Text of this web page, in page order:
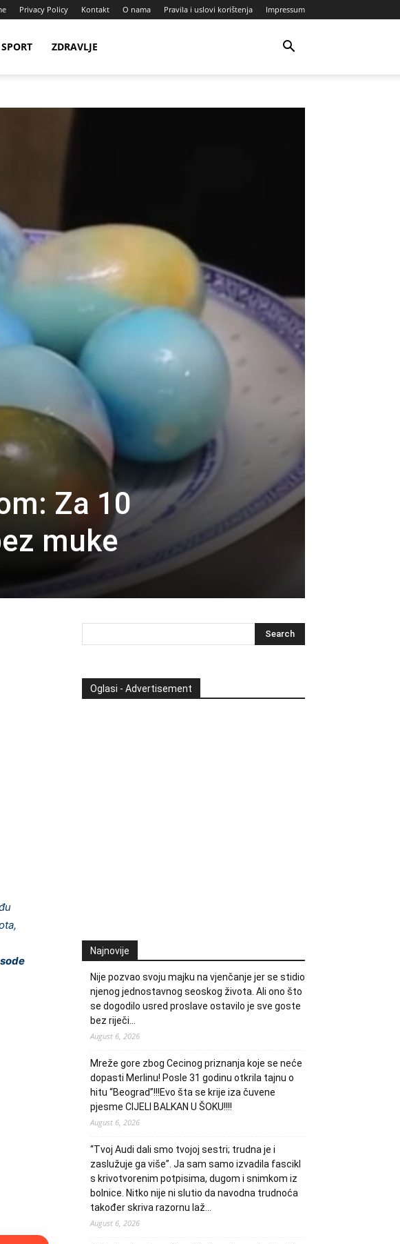
Privacy Policy Kontakt O nama Pravila i uslovi korištenja Impressum
SPORT ZDRAVLJE
Za 10
muke
sode
Oglasi - Advertisement
Najnovije
Nije pozvao svoju majku na vjenčanje jer se stidio
njenog jednostavnog seoskog života. Ali ono što
se dogodilo usred proslave ostavilo je sve goste
bez riječi…
August 6, 2026
Mreže gore zbog Cecinog priznanja koje se neće
dopasti Merlinu! Posle 31 godinu otkrila tajnu o
hitu “Beograd”!!!Evo šta se krije iza čuvene
pjesme CIJELI BALKAN U ŠOKU!!!!
August 6, 2026
“Tvoj Audi dali smo tvojoj sestri; trudna je i
zaslužuje ga više”. Ja sam samo izvadila fascikl
s krivotvorenim potpisima, dugom i snimkom iz
bolnice. Nitko nije ni slutio da navodna trudnoća
također skriva razornu laž…
August 6, 2026